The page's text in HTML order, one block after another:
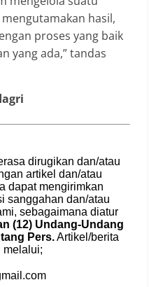
hasil,
proses yang baik
yang ada,” tandas